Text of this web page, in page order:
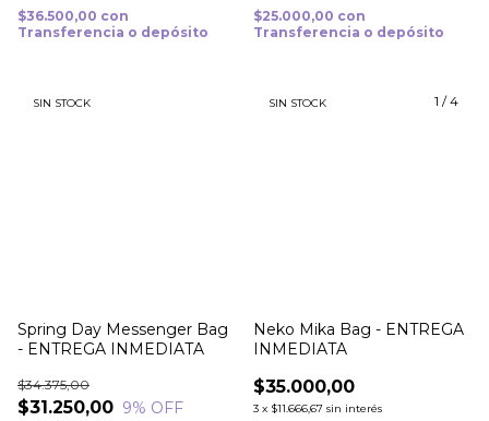
$36.500,00 con
Transferencia o depósito
$25.000,00 con
Transferencia o depósito
SIN STOCK
Spring Day Messenger Bag
- ENTREGA INMEDIATA
$31.250,00
$34.375,00
9% OFF
1 /4
SIN STOCK
Neko Mika Bag - ENTREGA
INMEDIATA
$35.000,00
3 x $11.666,67 sin interés